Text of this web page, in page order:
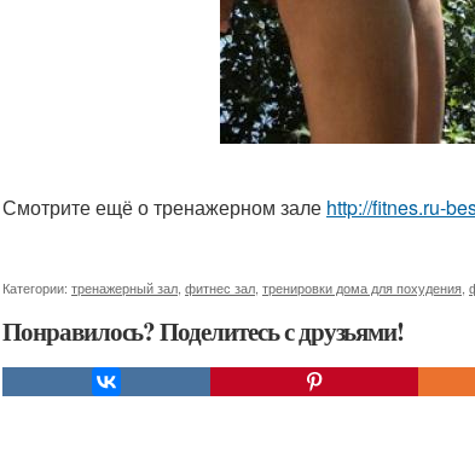
Смотрите ещё о тренажерном зале http://fitnes.ru-
Категории: тренажерный зал фитнес зал тренировки дома для похудения
Понравилось? Поделитесь с друзьями!